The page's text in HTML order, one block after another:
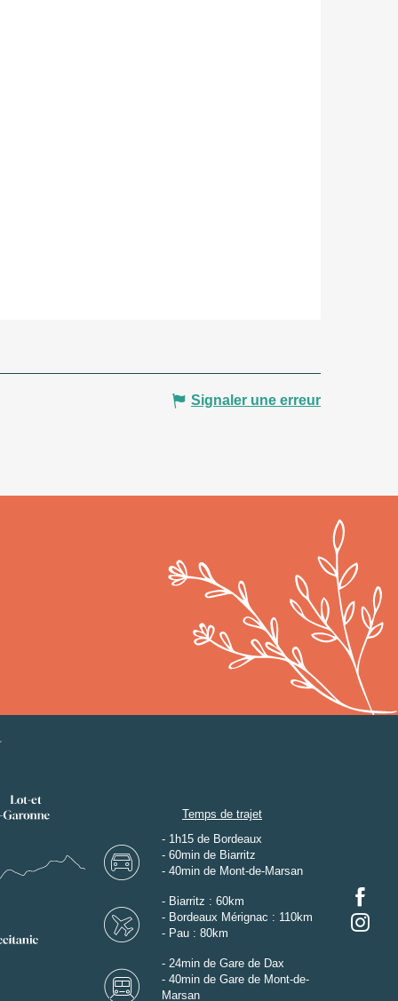
Signaler une erreur
Temps de trajet
- 1h15 de Bordeaux
- 60min de Biarritz
- 40min de Mont-de-Marsan
- Biarritz : 60km
- Bordeaux Mérignac : 110km
- Pau : 80km
- 24min de Gare de Dax
- 40min de Gare de Mont-de-
Marsan